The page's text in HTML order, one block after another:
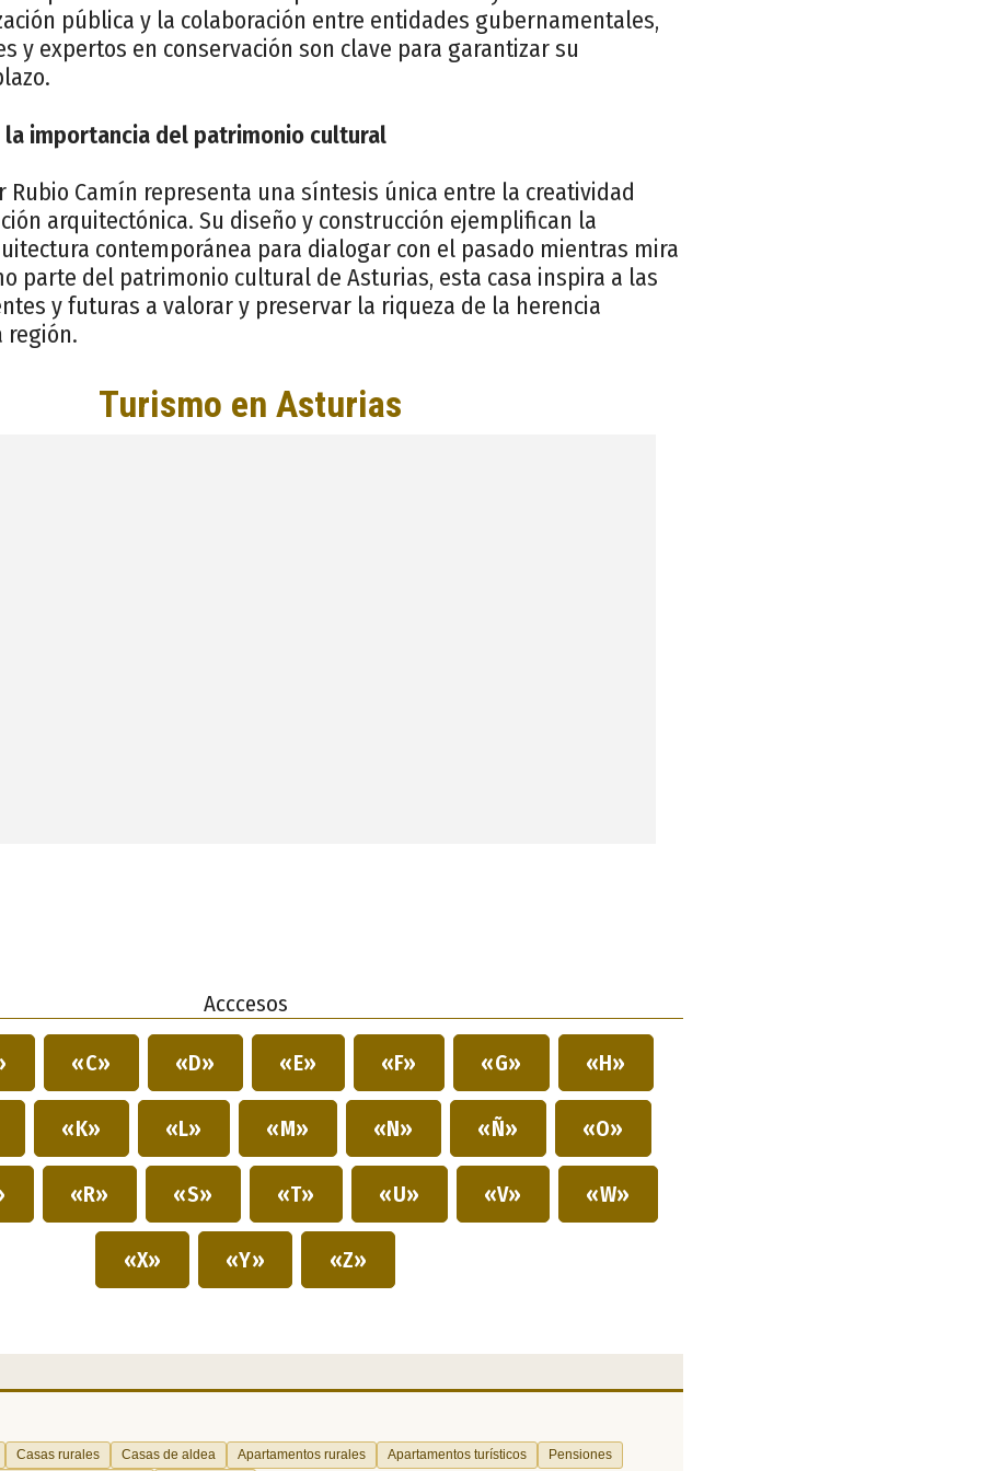
pública y la colaboración entre entidades gubernamentales,
y expertos en conservación son clave para garantizar su
la importancia del patrimonio cultural
Rubio Camín representa una síntesis única entre la creatividad
arquitectónica. Su diseño y construcción ejemplifican la
contemporánea para dialogar con el pasado mientras mira
parte del patrimonio cultural de Asturias, esta casa inspira a las
y futuras a valorar y preservar la riqueza de la herencia
región.
Acccesos
«C» «D» «E» «F» «G» «H»
«K» «L» «M» «N» «Ñ» «O»
«R» «S» «T» «U» «V» «W»
«X» «Y» «Z»